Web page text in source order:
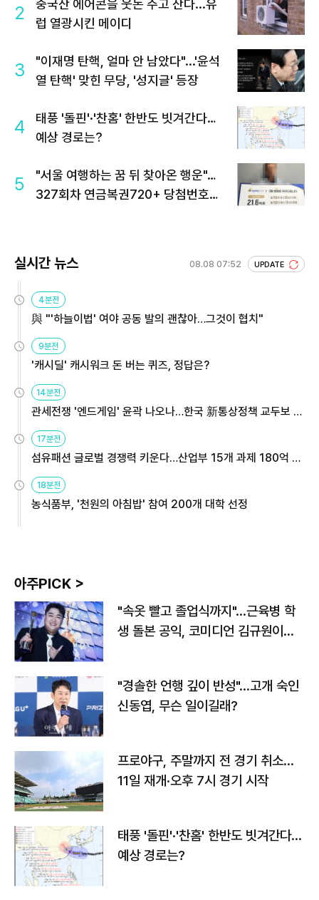
2
중국산 에어콘을 웃돈 주고 산다...유
럽 열광시킨 메이디
3
"이재명 탄핵, 얼마 안 남았다"...'윤석
열 탄핵' 맞힌 무당, '성지글' 등장
4
태풍 '돌핀'·'찬홈' 한반도 빗겨간다…
예상 경로는?
5
"서울 여행하는 꿈 뒤 찾아온 행운"…
327회차 연금복권720+ 당첨번호조
실시간 뉴스 08.08 07:52 UPDATE
4분전
與 "'하늘이법' 여야 공동 발의 괜찮아…그것이 협치"
9분전
'캐시딜' 캐시워크 돈 버는 퀴즈, 정답은?
14분전
관세전쟁 '엔드게임' 윤곽 나오나…한국 新통상정책 교두보 활
17분전
섬유패션 글로벌 경쟁력 키운다…산업부 15개 과제 180억 지
18분전
농식품부, '천원의 아침밥' 참여 200개 대학 선정
아주PICK >
"속옷 빨고 졸업식까지"…근육병 학
생 돌본 공익, 코미디언 김규원이었
"경솔한 언행 깊이 반성"…고개 숙인
신동엽, 무슨 일이길래?
프로야구, 주말까지 전 경기 취소…
11일 재개·오후 7시 경기 시작
태풍 '돌핀'·'찬홈' 한반도 빗겨간다…
예상 경로는?